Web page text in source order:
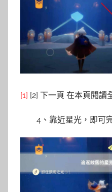
[1] [2] 下一頁 在本頁閱讀
4、靠近星光，即可